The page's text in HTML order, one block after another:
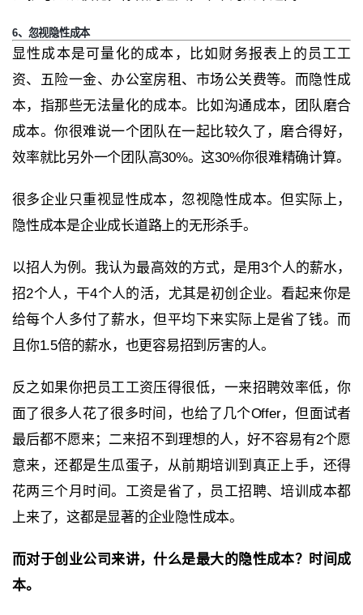
6、忽视隐性成本
显性成本是可量化的成本，比如财务报表上的员工工
资、五险一金、办公室房租、市场公关费等。而隐性成
本，指那些无法量化的成本。比如沟通成本，团队磨合
成本。你很难说一个团队在一起比较久了，磨合得好，
效率就比另外一个团队高30%。这30%你很难精确计算。
很多企业只重视显性成本，忽视隐性成本。但实际上，
隐性成本是企业成长道路上的无形杀手。
以招人为例。我认为最高效的方式，是用3个人的薪水，
招2个人，干4个人的活，尤其是初创企业。看起来你是
给每个人多付了薪水，但平均下来实际上是省了钱。而
且你1.5倍的薪水，也更容易招到厉害的人。
反之如果你把员工工资压得很低，一来招聘效率低，你
面了很多人花了很多时间，也给了几个Offer，但面试者
最后都不愿来；二来招不到理想的人，好不容易有2个愿
意来，还都是生瓜蛋子，从前期培训到真正上手，还得
花两三个月时间。工资是省了，员工招聘、培训成本都
上来了，这都是显著的企业隐性成本。
而对于创业公司来讲，什么是最大的隐性成本？时间成
本。